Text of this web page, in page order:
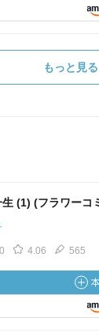
もっと見る
生 (1) (フラワーコ
4.06 565